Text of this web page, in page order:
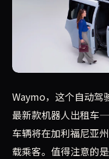
今天，Waymo全新的
Waymo，这个自动驾
最新款机器人出租车
车辆将在加利福尼亚
载乘客。值得注意的